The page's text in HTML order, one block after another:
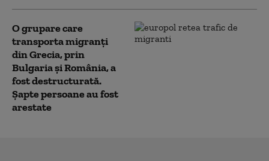
O grupare care
transporta migranţi
din Grecia, prin
Bulgaria şi România, a
fost destructurată.
Șapte persoane au fost
arestate